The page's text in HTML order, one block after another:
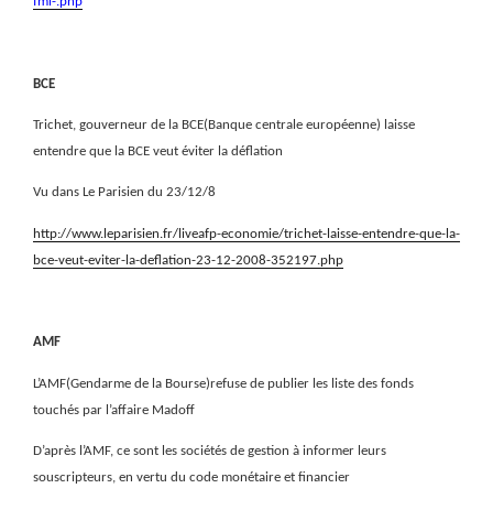
BCE
Trichet, gouverneur de la BCE(Banque centrale européenne) laisse
entendre que la BCE veut éviter la déflation
Vu dans Le Parisien du 23/12/8
http://www.leparisien.fr/liveafp-economie/trichet-laisse-entendre-que-la-
bce-veut-eviter-la-deflation-23-12-2008-352197.php
AMF
L’AMF(Gendarme de la Bourse)refuse de publier les liste des fonds
touchés par l’affaire Madoff
D’après l’AMF, ce sont les sociétés de gestion à informer leurs
souscripteurs, en vertu du code monétaire et financier